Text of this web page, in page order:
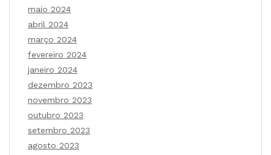
maio 2024
abril 2024
março 2024
fevereiro 2024
janeiro 2024
dezembro 2023
novembro 2023
outubro 2023
setembro 2023
agosto 2023